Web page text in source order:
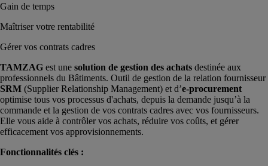
Gain de temps
Maîtriser votre rentabilité
Gérer vos contrats cadres
TAMZAG est une solution de gestion des achats destinée aux
professionnels du Bâtiments. Outil de gestion de la relation fournisseur
SRM (Supplier Relationship Management) et d’e-procurement
optimise tous vos processus d'achats, depuis la demande jusqu’à la
commande et la gestion de vos contrats cadres avec vos fournisseurs.
Elle vous aide à contrôler vos achats, réduire vos coûts, et gérer
efficacement vos approvisionnements.
Fonctionnalités clés :